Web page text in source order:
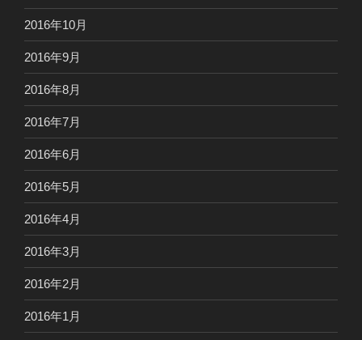
2016年10月
2016年9月
2016年8月
2016年7月
2016年6月
2016年5月
2016年4月
2016年3月
2016年2月
2016年1月